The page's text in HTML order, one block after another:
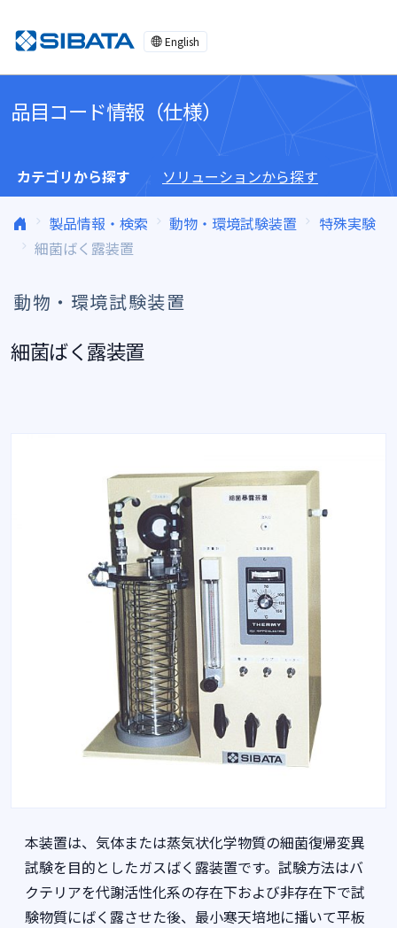
English
品目コード情報（仕様）
カテゴリから探す ソリューションから探す
製品情報・検索 動物・環境試験装置
特殊実験
細菌ばく露装置
動物・環境試験装置
細菌ばく露装置
本装置は、気体または蒸気状化学物質の細菌復帰変異
試験を目的としたガスばく露装置です。試験方法はバ
クテリアを代謝活性化系の存在下および非存在下で試
験物質にばく露させた後、最小寒天培地に播いて平板